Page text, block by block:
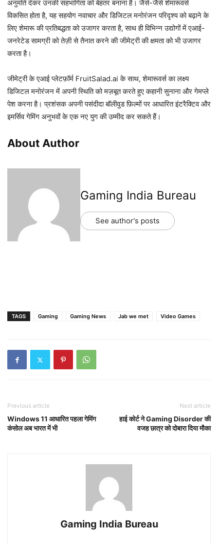
अनुमति देकर उनकी सहभागिता को बेहतर बनाना है। जैसे-जैसे शेमारूवर्स
विकसित होता है, यह सहयोग नवाचार और डिजिटल मनोरंजन परिदृश्य को बढ़ाने के
लिए शेमारू की प्रतिबद्धता को उजागर करता है, साथ ही विभिन्न उद्योगों में एआई-
जनरेटेड सामग्री को तेज़ी से तैनात करने की जीमेट्री की क्षमता को भी उजागर
करता है।
जीमेट्री के एआई प्लेटफ़ॉर्म FruitSalad.ai के साथ, शेमारूवर्स का लक्ष्य
डिजिटल मनोरंजन में अपनी स्थिति को मज़बूत करते हुए कहानी सुनाना और गेमप्ले
पेश करना है। प्रशंसक अपनी पसंदीदा बॉलीवुड फ़िल्मों पर आधारित इंटरैक्टिव और
इमर्सिव गेमिंग अनुभवों के एक नए युग की उम्मीद कर सकते हैं।
About Author
Gaming India Bureau
See author's posts
TAGS Gaming Gaming News Jab we met Video Games
Previous article
Windows 11 आधारित पहला गेमिंग
कंसोल अब भारत में भी
Next article
हाई कोर्ट ने Gaming Disorder की
वजह छात्र को दोबारा दिया मौका
Gaming India Bureau